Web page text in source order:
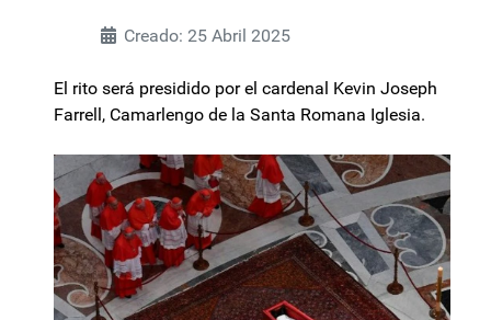
Creado: 25 Abril 2025
El rito será presidido por el cardenal Kevin Joseph
Farrell, Camarlengo de la Santa Romana Iglesia.